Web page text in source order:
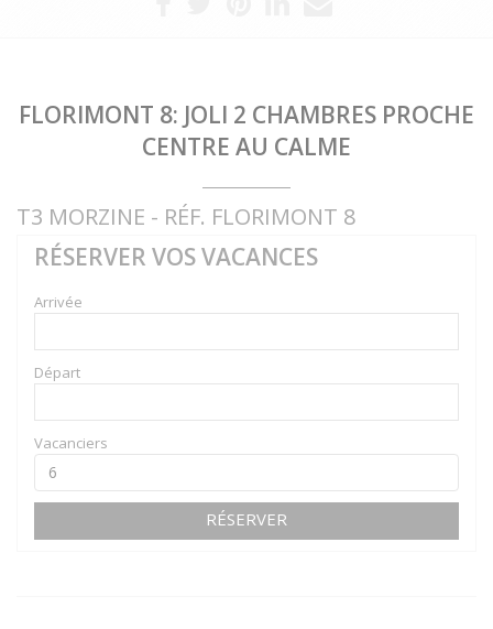
FLORIMONT 8: JOLI 2 CHAMBRES PROCHE
CENTRE AU CALME
T3 MORZINE - RÉF. FLORIMONT 8
RÉSERVER VOS VACANCES
Arrivée
Départ
Vacanciers
RÉSERVER